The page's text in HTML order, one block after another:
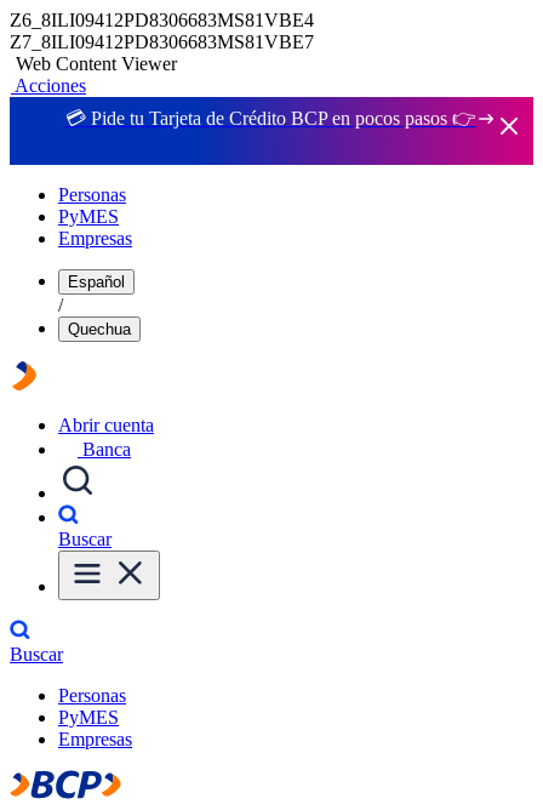
Z6_8ILI09412PD8306683MS81VBE4
Z7_8ILI09412PD8306683MS81VBE7
Web Content Viewer
Acciones
💳 Pide tu Tarjeta de Crédito BCP en pocos pasos 👉
Personas
PyMES
Empresas
Español
/
Quechua
Abrir cuenta
Banca
Buscar
Buscar
Personas
PyMES
Empresas